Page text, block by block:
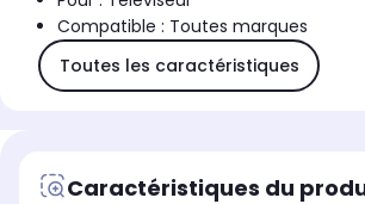
Compatible : Toutes marques
Toutes les caractéristiques
Caractéristiques du